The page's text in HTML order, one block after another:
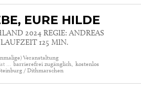
EURE HILDE
2024 REGIE: ANDREAS
LAUFZEIT 125 MIN.
Veranstaltung
… barrierefrei zugänglich, kostenlos
/ Dithmarschen